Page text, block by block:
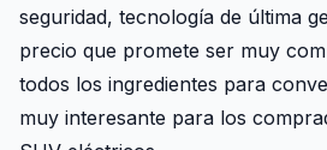
seguridad, tecnología de última
precio que promete ser muy
todos los ingredientes para
muy interesante para los